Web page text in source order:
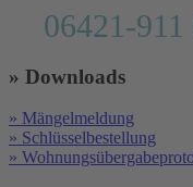
06421-911
» Downloads
» Mängelmeldung
» Schlüsselbestellung
»